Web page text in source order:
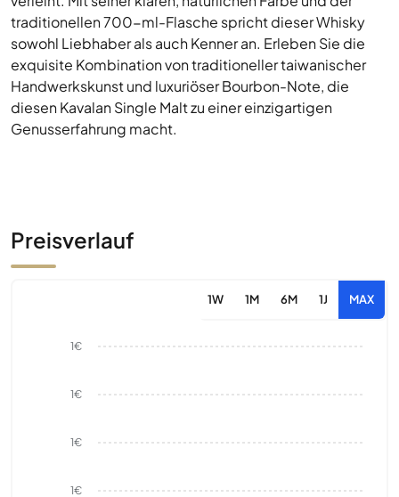
traditionellen 700-ml-Flasche spricht dieser Whisky
sowohl Liebhaber als auch Kenner an. Erleben Sie die
exquisite Kombination von traditioneller taiwanischer
Handwerkskunst und luxuriöser Bourbon-Note, die
diesen Kavalan Single Malt zu einer einzigartigen
Genusserfahrung macht.
Preisverlauf
1W 1M 6M 1J MAX
1€
1€
1€
1€